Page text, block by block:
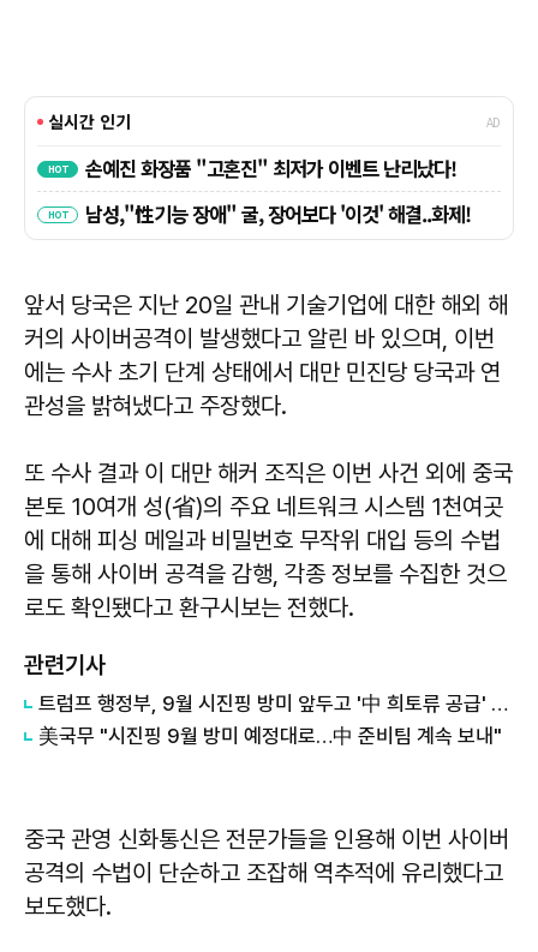
앞서 당국은 지난 20일 관내 기술기업에 대한 해외 해
커의 사이버공격이 발생했다고 알린 바 있으며, 이번
에는 수사 초기 단계 상태에서 대만 민진당 당국과 연
관성을 밝혀냈다고 주장했다.
또 수사 결과 이 대만 해커 조직은 이번 사건 외에 중국
본토 10여개 성(省)의 주요 네트워크 시스템 1천여곳
에 대해 피싱 메일과 비밀번호 무작위 대입 등의 수법
을 통해 사이버 공격을 감행, 각종 정보를 수집한 것으
로도 확인됐다고 환구시보는 전했다.
관련기사
트럼프 행정부, 9월 시진핑 방미 앞두고 '中 희토류 공급' 압박
美국무 "시진핑 9월 방미 예정대로…中 준비팀 계속 보내"
중국 관영 신화통신은 전문가들을 인용해 이번 사이버
공격의 수법이 단순하고 조잡해 역추적에 유리했다고
보도했다.